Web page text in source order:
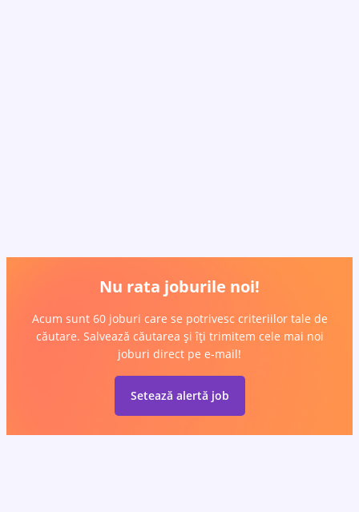
Nu rata joburile noi!
Acum sunt 60 joburi care se potrivesc criteriilor tale de
căutare. Salvează căutarea și îți trimitem cele mai noi
joburi direct pe e-mail!
Setează alertă job